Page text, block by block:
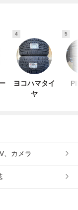
4
ヨコハマタイ
ヤ
5
、カメラ